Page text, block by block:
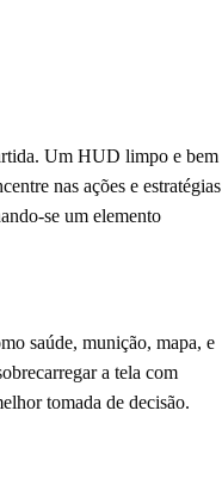
Um HUD limpo e bem
nas ações e estratégias
se um elemento
saúde, munição, mapa, e
a tela com
tomada de decisão.